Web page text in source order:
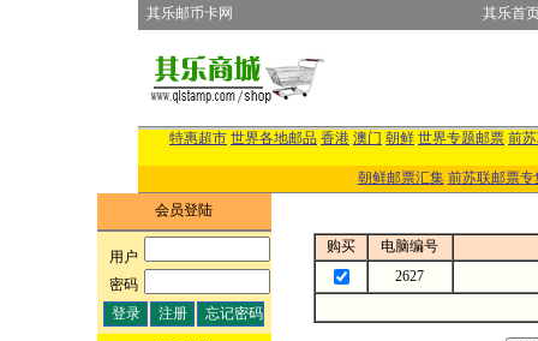
其乐邮币卡网 其乐首
特惠超市 世界各地邮品 香港 澳门 朝鲜 世界专题邮票 前
朝鲜邮票汇集 前苏联邮票专
会员登陆
用户:
密码:
购买
电脑编号
2627